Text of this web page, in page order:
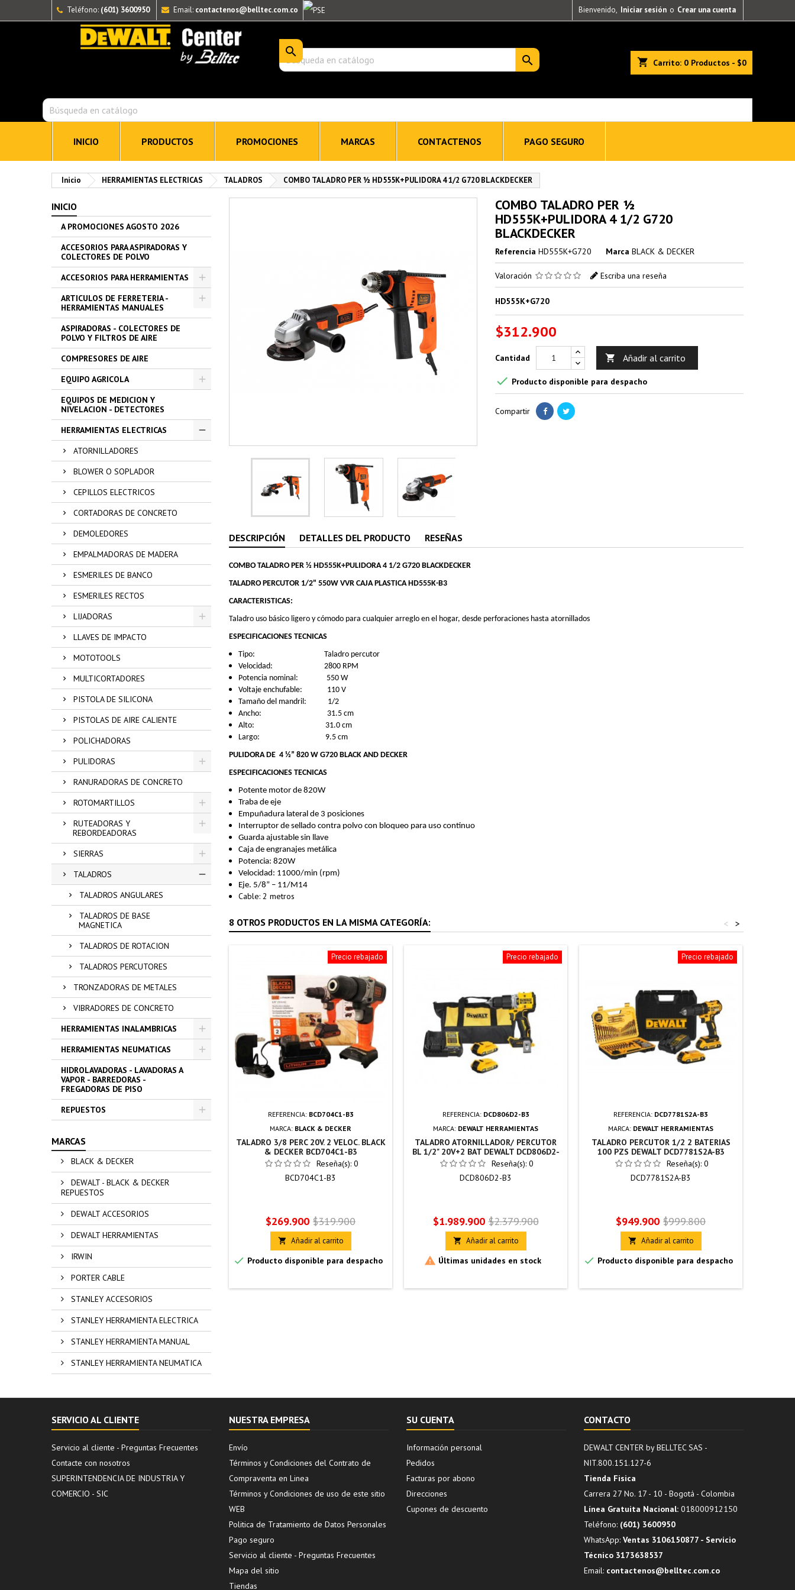
Teléfono: (601) 3600950 Email: contactenos@belltec.com.co Bienvenido, Iniciar sesión o Crear una cuenta
shopping_cart Carrito: 0 Productos - $0


INICIO PRODUCTOS PROMOCIONES MARCAS CONTACTENOS PAGO SEGURO
Inicio HERRAMIENTAS ELECTRICAS TALADROS COMBO TALADRO PER ½ HD555K+PULIDORA 4 1/2 G720 BLACKDECKER
INICIO
A PROMOCIONES AGOSTO 2026
ACCESORIOS PARA ASPIRADORAS Y
COLECTORES DE POLVO
ACCESORIOS PARA HERRAMIENTAS
ARTICULOS DE FERRETERIA -
HERRAMIENTAS MANUALES
ASPIRADORAS - COLECTORES DE
POLVO Y FILTROS DE AIRE
COMPRESORES DE AIRE
EQUIPO AGRICOLA
EQUIPOS DE MEDICION Y
NIVELACION - DETECTORES
HERRAMIENTAS ELECTRICAS
ATORNILLADORES
BLOWER O SOPLADOR
CEPILLOS ELECTRICOS
CORTADORAS DE CONCRETO
DEMOLEDORES
EMPALMADORAS DE MADERA
ESMERILES DE BANCO
ESMERILES RECTOS
LIJADORAS
LLAVES DE IMPACTO
MOTOTOOLS
MULTICORTADORES
PISTOLA DE SILICONA
PISTOLAS DE AIRE CALIENTE
POLICHADORAS
PULIDORAS
RANURADORAS DE CONCRETO
ROTOMARTILLOS
RUTEADORAS Y
REBORDEADORAS
SIERRAS
TALADROS
TALADROS ANGULARES
TALADROS DE BASE
MAGNETICA
TALADROS DE ROTACION
TALADROS PERCUTORES
TRONZADORAS DE METALES
VIBRADORES DE CONCRETO
HERRAMIENTAS INALAMBRICAS
HERRAMIENTAS NEUMATICAS
HIDROLAVADORAS - LAVADORAS A
VAPOR - BARREDORAS -
FREGADORAS DE PISO
REPUESTOS
MARCAS
BLACK & DECKER
DEWALT - BLACK & DECKER
REPUESTOS
DEWALT ACCESORIOS
DEWALT HERRAMIENTAS
IRWIN
PORTER CABLE
STANLEY ACCESORIOS
STANLEY HERRAMIENTA ELECTRICA
STANLEY HERRAMIENTA MANUAL
STANLEY HERRAMIENTA NEUMATICA
COMBO TALADRO PER ½
HD555K+PULIDORA 4 1/2 G720
BLACKDECKER
Referencia HD555K+G720 Marca BLACK & DECKER
Valoración Escriba una reseña
HD555K+G720
$312.900
Cantidad  Añadir al carrito
 Producto disponible para despacho
Compartir
DESCRIPCIÓN DETALLES DEL PRODUCTO RESEÑAS
COMBO TALADRO PER ½ HD555K+PULIDORA 4 1/2 G720 BLACKDECKER
TALADRO PERCUTOR 1/2" 550W VVR CAJA PLASTICA HD555K-B3
CARACTERISTICAS:
Taladro uso básico ligero y cómodo para cualquier arreglo en el hogar, desde perforaciones hasta atornillados
ESPECIFICACIONES TECNICAS
Tipo: Taladro percutor
Velocidad: 2800 RPM
Potencia nominal: 550 W
Voltaje enchufable: 110 V
Tamaño del mandril: 1/2
Ancho: 31.5 cm
Alto: 31.0 cm
Largo: 9.5 cm
PULIDORA DE 4 ½” 820 W G720 BLACK AND DECKER
ESPECIFICACIONES TECNICAS
Potente motor de 820W
Traba de eje
Empuñadura lateral de 3 posiciones
Interruptor de sellado contra polvo con bloqueo para uso continuo
Guarda ajustable sin llave
Caja de engranajes metálica
Potencia: 820W
Velocidad: 11000/min (rpm)
Eje. 5/8” – 11/M14
Cable: 2 metros
8 OTROS PRODUCTOS EN LA MISMA CATEGORÍA: >
<
Precio rebajado
REFERENCIA: BCD704C1-B3
MARCA: BLACK & DECKER
TALADRO 3/8 PERC 20V. 2 VELOC. BLACK
& DECKER BCD704C1-B3
Reseña(s): 0
BCD704C1-B3
Precio
$269.900 Precio
base
$319.900
 Añadir al carrito
 Producto disponible para despacho
Precio rebajado
REFERENCIA: DCD806D2-B3
MARCA: DEWALT HERRAMIENTAS
TALADRO ATORNILLADOR/ PERCUTOR
BL 1/2" 20V+2 BAT DEWALT DCD806D2-
B3 Reseña(s): 0
DCD806D2-B3
Precio
$1.989.900 Precio
base
$2.379.900
 Añadir al carrito
 Últimas unidades en stock
Precio rebajado
REFERENCIA: DCD7781S2A-B3
MARCA: DEWALT HERRAMIENTAS
TALADRO PERCUTOR 1/2 2 BATERIAS
100 PZS DEWALT DCD7781S2A-B3
Reseña(s): 0
DCD7781S2A-B3
Precio
$949.900 Precio
base
$999.800
 Añadir al carrito
 Producto disponible para despacho
SERVICIO AL CLIENTE
Servicio al cliente - Preguntas Frecuentes
Contacte con nosotros
SUPERINTENDENCIA DE INDUSTRIA Y
COMERCIO - SIC
NUESTRA EMPRESA
Envío
Términos y Condiciones del Contrato de
Compraventa en Linea
Términos y Condiciones de uso de este sitio
WEB
Politica de Tratamiento de Datos Personales
Pago seguro
Servicio al cliente - Preguntas Frecuentes
Mapa del sitio
Tiendas
SU CUENTA
Información personal
Pedidos
Facturas por abono
Direcciones
Cupones de descuento
CONTACTO
DEWALT CENTER by BELLTEC SAS -
NIT.800.151.127-6
Tienda Fisica
Carrera 27 No. 17 - 10 - Bogotá - Colombia
Línea Gratuita Nacional: 018000912150
Teléfono: (601) 3600950
WhatsApp: Ventas 3106150877 - Servicio
Técnico 3173638537
Email: contactenos@belltec.com.co